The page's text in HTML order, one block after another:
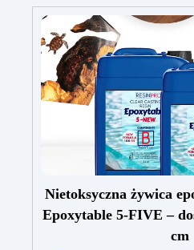
Nietoksyczna żywica
Epoxytable 5-FIVE –
cm